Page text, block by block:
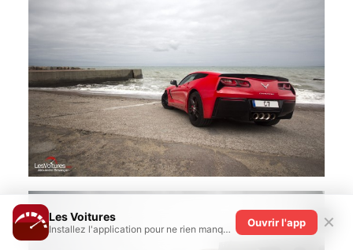
Les Voitures
Installez l'application pour ne rien manquer !
Ouvrir l'app ✕